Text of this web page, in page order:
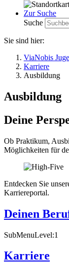
Zur Suche
Suche
Sie sind hier:
ViaNobis
Karriere
Ausbildung
Ausbildung
Deine
Ob Praktikum,
Möglichkeiten für
Entdecken Sie
Karriereportal.
Deinen
SubMenuLevel:1
Karriere